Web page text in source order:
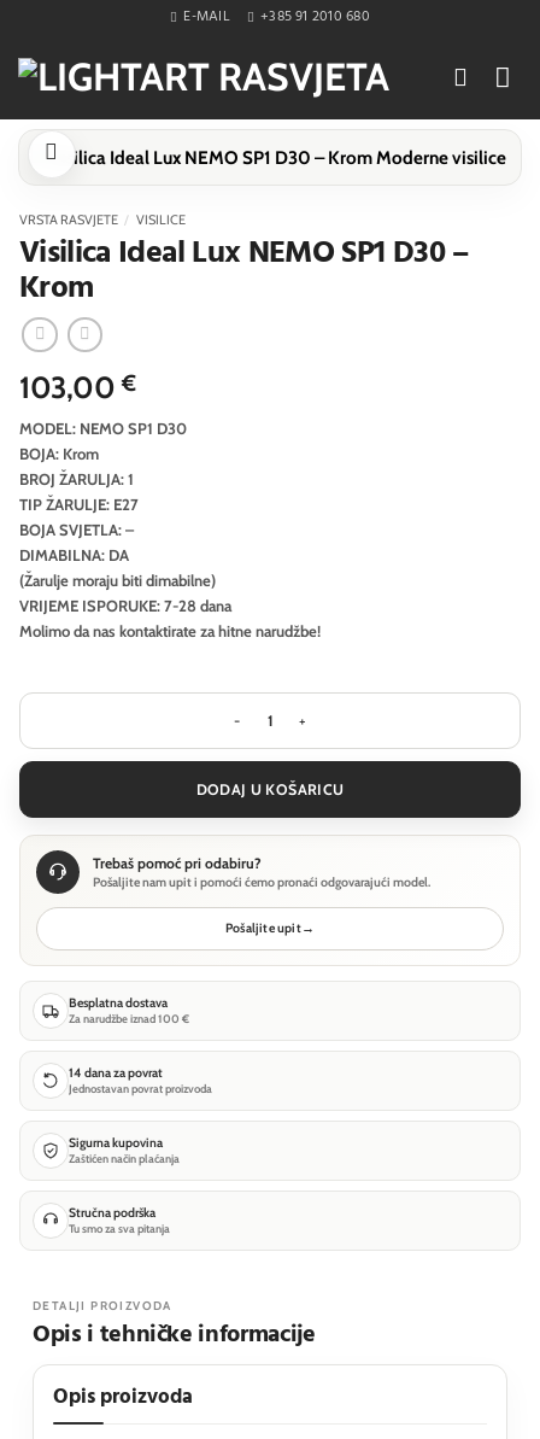
content
E-MAIL +385 91 2010 680
VRSTA RASVJETE / VISILICE
Visilica Ideal Lux NEMO SP1 D30 –
Krom
103,00€
MODEL: NEMO SP1 D30
BOJA: Krom
BROJ ŽARULJA: 1
TIP ŽARULJE: E27
BOJA SVJETLA: –
DIMABILNA: DA
(Žarulje moraju biti dimabilne)
VRIJEME ISPORUKE: 7-28 dana
Molimo da nas kontaktirate za hitne narudžbe!
Visilica Ideal Lux NEMO SP1 D30 -
DODAJ U KOŠARICU
Trebaš pomoć pri odabiru?
Pošaljite nam upit i pomoći ćemo pronaći odgovarajući model.
Pošaljite upit→
Besplatna dostava
Za narudžbe iznad 100 €
14 dana za povrat
Jednostavan povrat proizvoda
Sigurna kupovina
Zaštićen način plaćanja
Stručna podrška
Tu smo za sva pitanja
DETALJI PROIZVODA
Opis i tehničke informacije
Opis proizvoda